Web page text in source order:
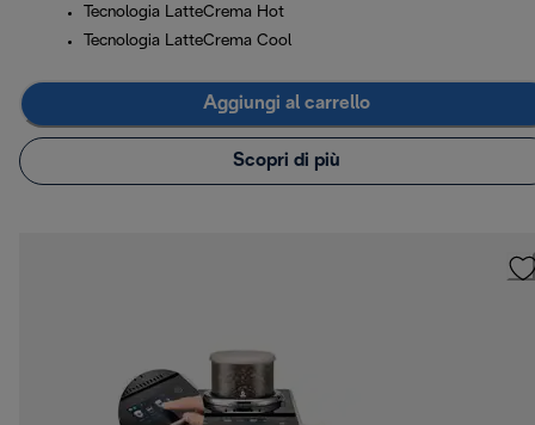
Tecnologia LatteCrema Hot
Tecnologia LatteCrema Cool
Aggiungi al carrello
Scopri di più